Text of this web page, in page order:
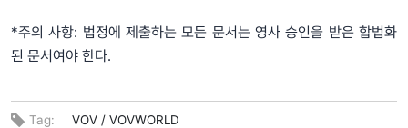
*주의 사항: 법정에 제출하는 모든 문서는 영사 승인을 받은 합법화
된 문서여야 한다.
Tag: VOV / VOVWORLD